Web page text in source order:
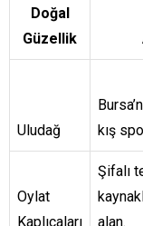
Doğal
Güzellik
Uludağ
kış
Oylat
Kaplıcaları
Şifalı
alan.